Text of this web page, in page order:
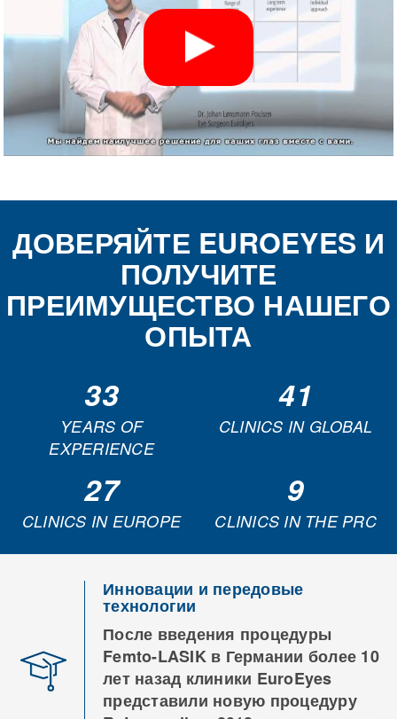
ДОВЕРЯЙТЕ EUROEYES И
ПОЛУЧИТЕ
ПРЕИМУЩЕСТВО НАШЕГО
ОПЫТА
33
YEARS OF
EXPERIENCE
41
CLINICS IN GLOBAL
27
CLINICS IN EUROPE
9
CLINICS IN THE PRC
Инновации и передовые
технологии
После введения процедуры
Femto-LASIK в Германии более 10
лет назад клиники EuroEyes
представили новую процедуру